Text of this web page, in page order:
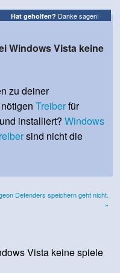
Hat geholfen? Danke sagen!
Windows Vista keine
zu deiner
Treiberfür
installiert? Windows
sind nicht die
Defenders speichern geht nicht.
»
Vista keine spiele